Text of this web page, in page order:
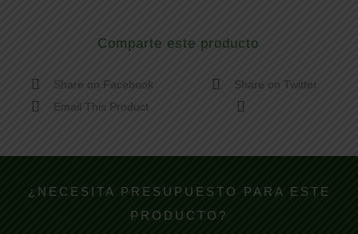
Comparte este producto
Share on Facebook
Share on Twitter
Email This Product
¿NECESITA PRESUPUESTO PARA ESTE
PRODUCTO?